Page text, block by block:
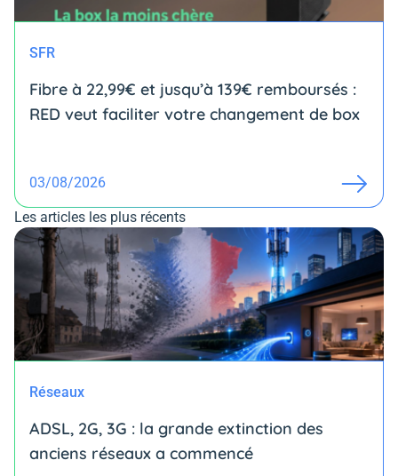
SFR
Fibre à 22,99€ et jusqu’à 139€ remboursés :
RED veut faciliter votre changement de box
03/08/2026
Les articles les plus récents
Réseaux
ADSL, 2G, 3G : la grande extinction des
anciens réseaux a commencé